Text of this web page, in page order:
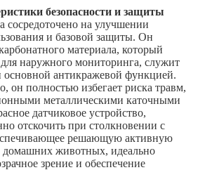
безопасности и защиты
сосредоточено на улучшении
и базовой защиты. Он
материала, который
наружного мониторинга, служит
антикражевой функцией.
он полностью избегает риска травм,
металлическими каточными
датчиковое устройство,
отскочить при столкновении с
решающую активную
домашних животных, идеально
зрение и обеспечение